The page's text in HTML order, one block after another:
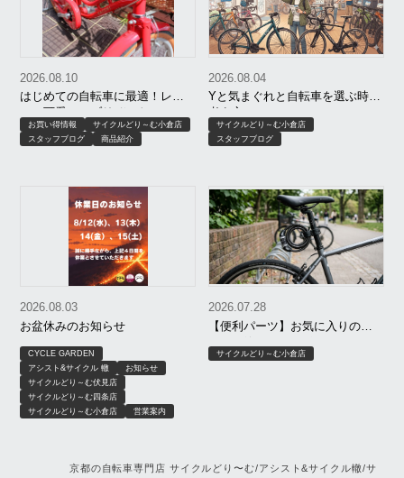
はじめての自転車に最適！レト
ロで可愛い！ブリヂストン
「HACCHI（ハッチ）」でお出か
けを楽しもう！
2026.08.10
お買い得情報
サイクルどり～む小倉店
スタッフブログ
商品紹介
Yと気まぐれと自転車を選ぶ時の
考え方
2026.08.04
サイクルどり～む小倉店
スタッフブログ
お盆休みのお知らせ
2026.08.03
CYCLE GARDEN
アシスト&サイクル 轍
お知らせ
サイクルどり～む伏見店
サイクルどり～む四条店
サイクルどり～む小倉店
営業案内
【便利パーツ】お気に入りのワ
2026.07.28
サイクルどり～む小倉店
京都の自転車専門店 サイクルどり〜む/アシスト&サイクル轍/サ